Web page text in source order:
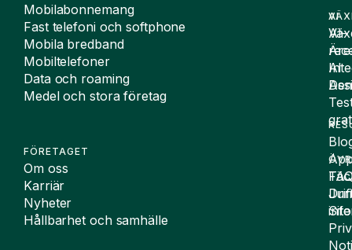
Mobilabonnemang
Fast telefoni och softphone
Mobila bredband
Mobiltelefoner
Data och roaming
Medel och stora företag
FÖRETAGET
Om oss
Karriär
Nyheter
Hållbarhet och samhälle
AI
AI-
AI